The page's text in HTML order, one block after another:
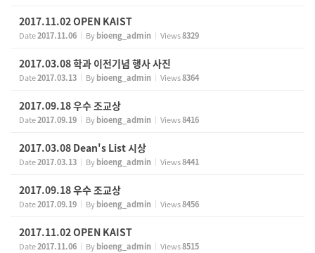
2017.11.02 OPEN KAIST
Date2017.11.06 Bybioeng_admin Views8329
2017.03.08 학과 이전기념 행사 사진
Date2017.03.13 Bybioeng_admin Views8364
2017.09.18 우수 조교상
Date2017.09.19 Bybioeng_admin Views8416
2017.03.08 Dean's List 시상
Date2017.03.13 Bybioeng_admin Views8441
2017.09.18 우수 조교상
Date2017.09.19 Bybioeng_admin Views8456
2017.11.02 OPEN KAIST
Date2017.11.06 Bybioeng_admin Views8515